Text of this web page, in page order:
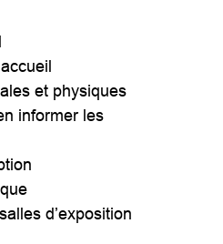
et physiques
informer les
d’exposition